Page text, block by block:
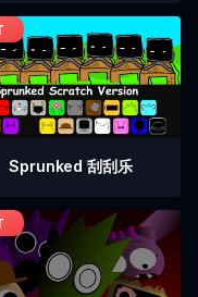
Sprunked 刮刮乐